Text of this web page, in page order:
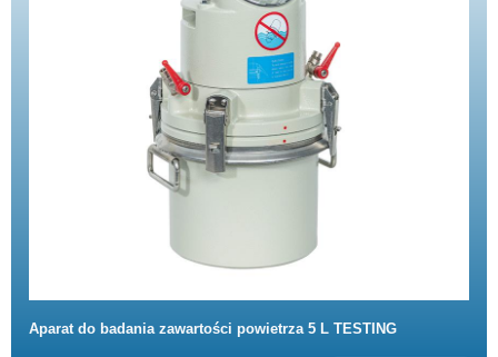
Aparat do badania zawartości powietrza 5 L TESTING